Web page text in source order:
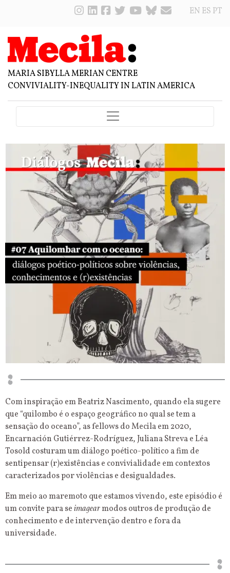
EN ES PT
MARIA SIBYLLA MERIAN CENTRE
CONVIVIALITY-INEQUALITY IN LATIN AMERICA
Com inspiração em Beatriz Nascimento, quando ela sugere
que “quilombo é o espaço geográfico no qual se tem a
sensação do oceano”, as fellows do Mecila em 2020,
Encarnación Gutiérrez-Rodríguez, Juliana Streva e Léa
Tosold costuram um diálogo poético-político a fim de
sentipensar (r)existências e convivialidade em contextos
caracterizados por violências e desigualdades.
Em meio ao maremoto que estamos vivendo, este episódio é
um convite para seimagearmodos outros de produção de
conhecimento e de intervenção dentro e fora da
universidade.